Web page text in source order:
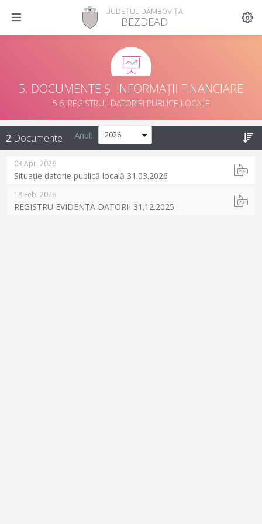
JUDEȚUL DÂMBOVIȚA
BEZDEAD
5. DOCUMENTE ȘI INFORMAȚII FINANCIARE
5.6. REGISTRUL DATORIEI PUBLICE LOCALE
2 Documente Anul:
03 Apr. 2026
Situație datorie publică locală 31.03.2026
18 Feb. 2026
REGISTRU EVIDENTA DATORII 31.12.2025